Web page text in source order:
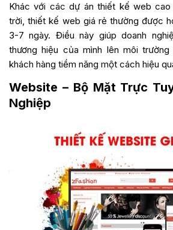
Khác với các dự án thiết kế web cao
trời,thiết kế web giá rẻ thường được
3-7 ngày. Điều này giúp doanh
thương hiệu của mình lên môi
khách hàng tiềm năng một cách hiệu
Website – Bộ Mặt Trực
Nghiệp